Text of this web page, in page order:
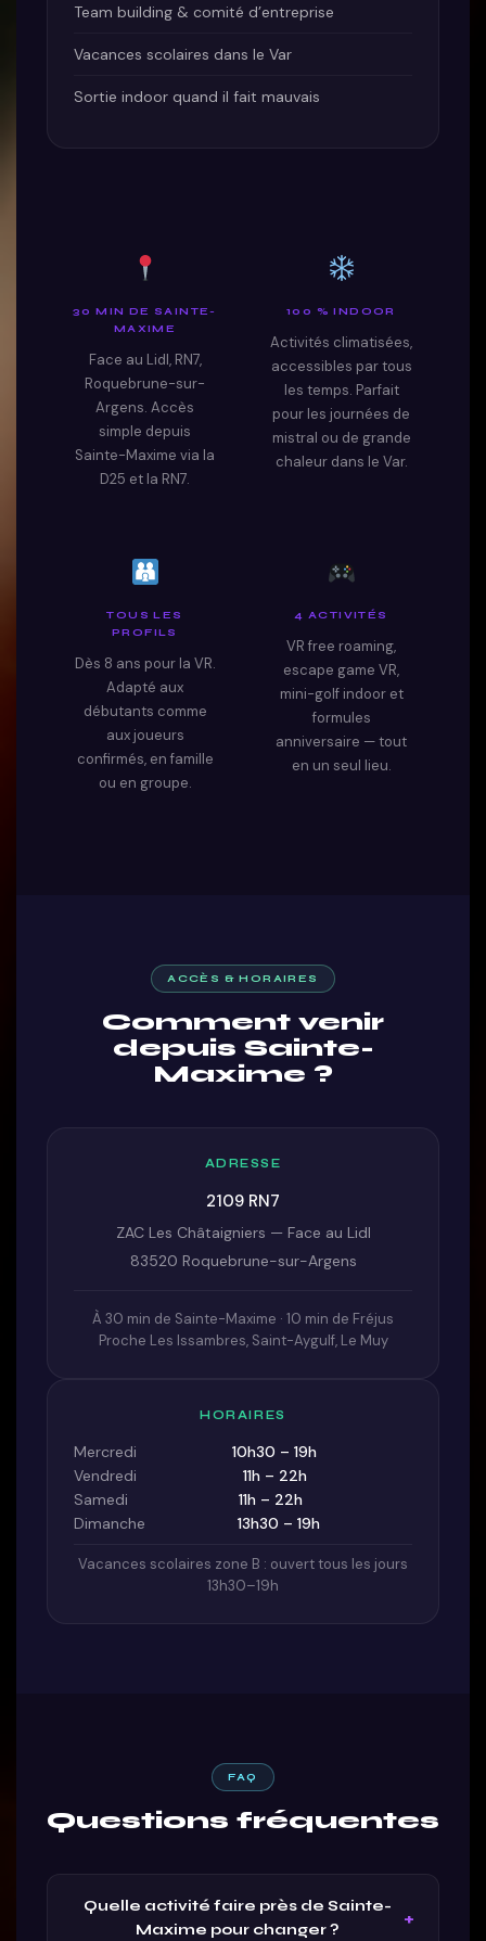
Team building & comité d’entreprise
Vacances scolaires dans le Var
Sortie indoor quand il fait mauvais
30 MIN DE SAINTE-
MAXIME
Face au Lidl, RN7,
Roquebrune-sur-
Argens. Accès
simple depuis
Sainte-Maxime via la
D25 et la RN7.
100 % INDOOR
Activités climatisées,
accessibles par tous
les temps. Parfait
pour les journées de
mistral ou de grande
chaleur dans le Var.
TOUS LES
PROFILS
Dès 8 ans pour la VR.
Adapté aux
débutants comme
aux joueurs
confirmés, en famille
ou en groupe.
4 ACTIVITÉS
VR free roaming,
escape game VR,
mini-golf indoor et
formules
anniversaire — tout
en un seul lieu.
ACCÈS & HORAIRES
Comment venir
depuis Sainte-
Maxime ?
ADRESSE
2109 RN7
ZAC Les Châtaigniers — Face au Lidl
83520 Roquebrune-sur-Argens
À 30 min de Sainte-Maxime · 10 min de Fréjus
Proche Les Issambres, Saint-Aygulf, Le Muy
HORAIRES
Mercredi
10h30 – 19h
Vendredi
11h – 22h
Samedi
11h – 22h
Dimanche
13h30 – 19h
Vacances scolaires zone B : ouvert tous les jours
13h30–19h
FAQ
Questions fréquentes
Quelle activité faire près de Sainte-
Maxime pour changer ?